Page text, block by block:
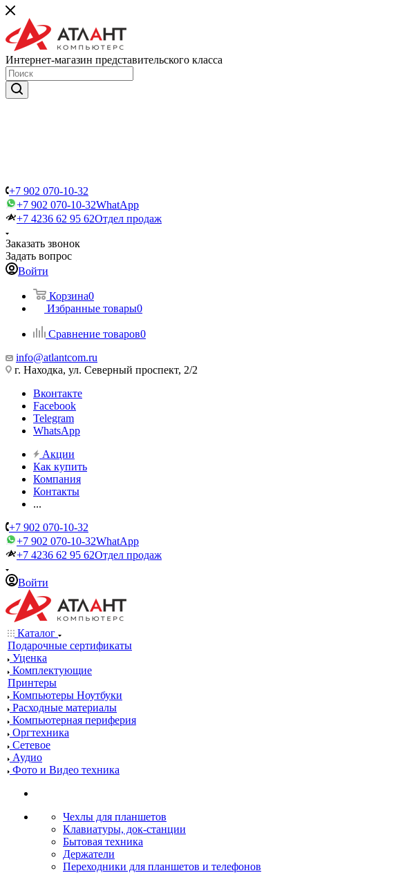
Интернет-магазин представительского класса
+7 902 070-10-32
+7 902 070-10-32WhatApp
+7 4236 62 95 62Отдел продаж
Заказать звонок
Задать вопрос
Войти
Корзина0
Избранные товары0
Сравнение товаров0
info@atlantcom.ru
г. Находка, ул. Северный проспект, 2/2
Вконтакте
Facebook
Telegram
WhatsApp
Акции
Как купить
Компания
Контакты
...
+7 902 070-10-32
+7 902 070-10-32WhatApp
+7 4236 62 95 62Отдел продаж
Войти
Каталог
Подарочные сертификаты
Уценка
Комплектующие
Принтеры
Компьютеры Ноутбуки
Расходные материалы
Компьютерная периферия
Оргтехника
Сетевое
Аудио
Фото и Видео техника
Чехлы для планшетов
Клавиатуры, док-станции
Бытовая техника
Держатели
Переходники для планшетов и телефонов